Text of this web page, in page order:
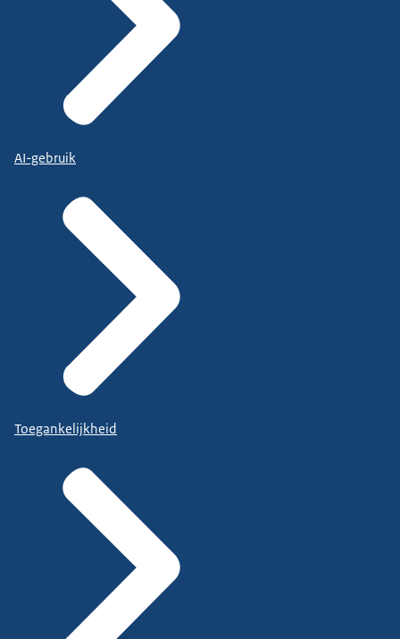
AI-gebruik
Toegankelijkheid